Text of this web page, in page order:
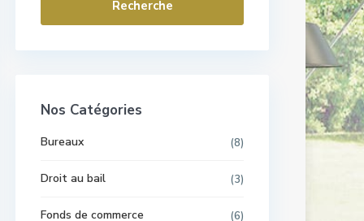
Recherche
Nos Catégories
Bureaux (8)
Droit au bail (3)
Fonds de commerce (6)